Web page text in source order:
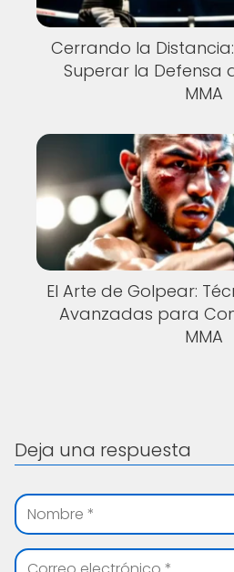
Cerrando la
Superar la Defensa
MMA
El Arte de Golpear:
Avanzadas para
MMA
Deja una respuesta